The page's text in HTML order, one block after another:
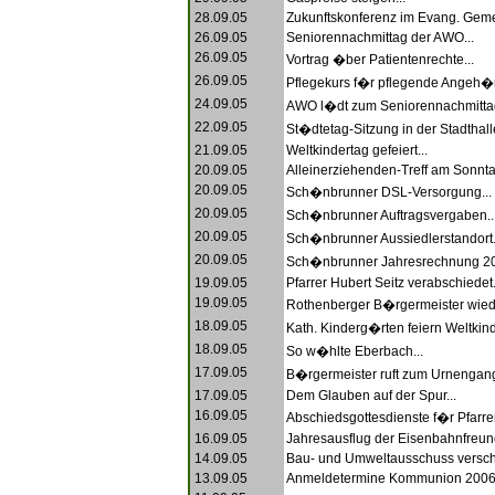
28.09.05
Zukunftskonferenz im Evang.
26.09.05
Seniorennachmittag der AWO...
26.09.05
Vortrag �ber Patientenrechte...
26.09.05
Pflegekurs f�r pflegende
24.09.05
AWO l�dt zum
22.09.05
St�dtetag-Sitzung in der
21.09.05
Weltkindertag gefeiert...
20.09.05
Alleinerziehenden-Treff am
20.09.05
Sch�nbrunner DSL-Versorgung...
20.09.05
Sch�nbrunner
20.09.05
Sch�nbrunner
20.09.05
Sch�nbrunner Jahresrechnung
19.09.05
Pfarrer Hubert Seitz
19.09.05
Rothenberger B�rgermeister
18.09.05
Kath. Kinderg�rten feiern
18.09.05
So w�hlte Eberbach...
17.09.05
B�rgermeister ruft zum
17.09.05
Dem Glauben auf der Spur...
16.09.05
Abschiedsgottesdienste f�r
16.09.05
Jahresausflug der
14.09.05
Bau- und Umweltausschuss
13.09.05
Anmeldetermine Kommunion